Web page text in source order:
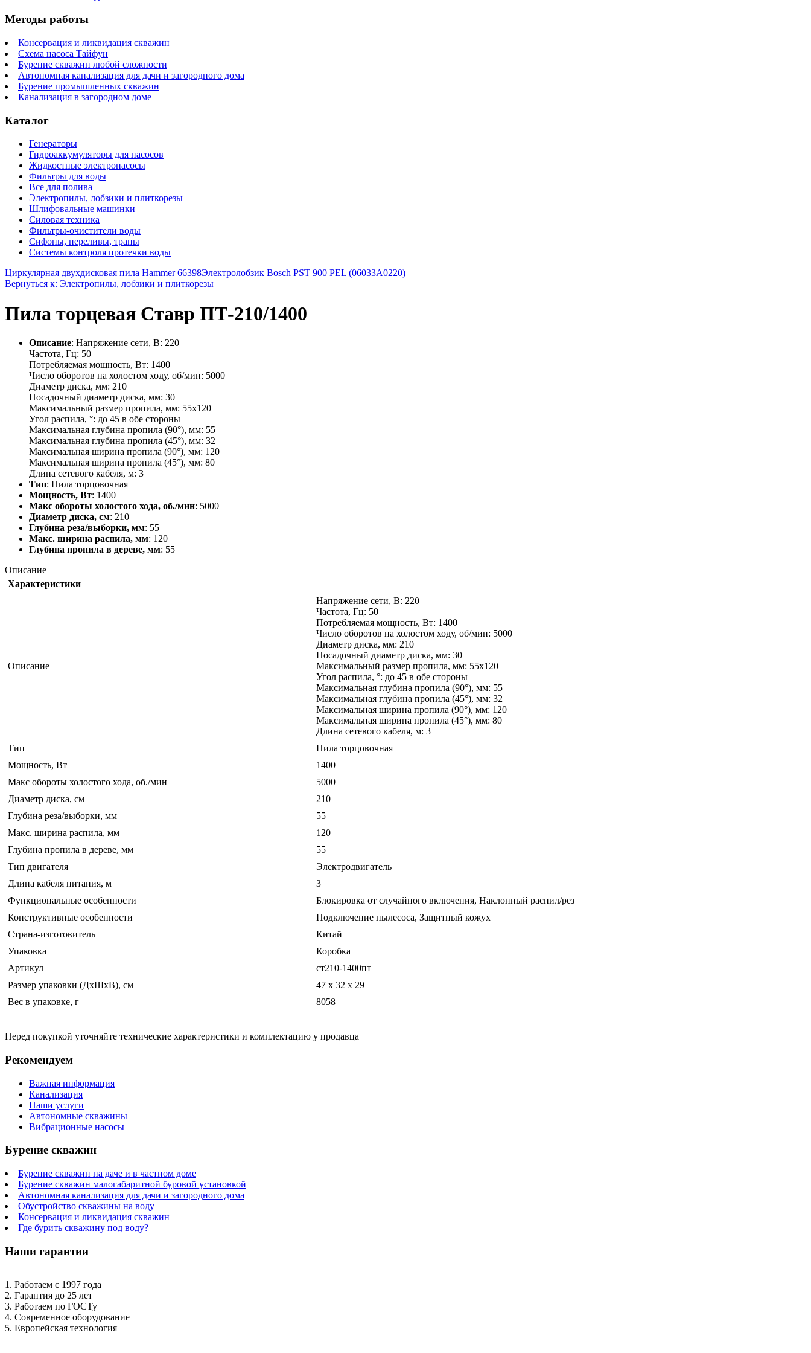
Методы работы
Консервация и ликвидация скважин
Схема насоса Тайфун
Бурение скважин любой сложности
Автономная канализация для дачи и загородного дома
Бурение промышленных скважин
Канализация в загородном доме
Каталог
Генераторы
Гидроаккумуляторы для насосов
Жидкостные электронасосы
Фильтры для воды
Все для полива
Электропилы, лобзики и плиткорезы
Шлифовальные машинки
Силовая техника
Фильтры-очистители воды
Сифоны, переливы, трапы
Системы контроля протечки воды
Циркулярная двухдисковая пила Hammer 66398Электролобзик Bosch PST 900 PEL (06033A0220)
Вернуться к: Электропилы, лобзики и плиткорезы
Пила торцевая Ставр ПТ-210/1400
Описание: Напряжение сети, В: 220
Частота, Гц: 50
Потребляемая мощность, Вт: 1400
Число оборотов на холостом ходу, об/мин: 5000
Диаметр диска, мм: 210
Посадочный диаметр диска, мм: 30
Максимальный размер пропила, мм: 55х120
Угол распила, °: до 45 в обе стороны
Максимальная глубина пропила (90°), мм: 55
Максимальная глубина пропила (45°), мм: 32
Максимальная ширина пропила (90°), мм: 120
Максимальная ширина пропила (45°), мм: 80
Длина сетевого кабеля, м: 3
Тип: Пила торцовочная
Мощность, Вт: 1400
Макс обороты холостого хода, об./мин: 5000
Диаметр диска, см: 210
Глубина реза/выборки, мм: 55
Макс. ширина распила, мм: 120
Глубина пропила в дереве, мм: 55
Описание
Характеристики
Описание
Напряжение сети, В: 220
Частота, Гц: 50
Потребляемая мощность, Вт: 1400
Число оборотов на холостом ходу, об/мин: 5000
Диаметр диска, мм: 210
Посадочный диаметр диска, мм: 30
Максимальный размер пропила, мм: 55х120
Угол распила, °: до 45 в обе стороны
Максимальная глубина пропила (90°), мм: 55
Максимальная глубина пропила (45°), мм: 32
Максимальная ширина пропила (90°), мм: 120
Максимальная ширина пропила (45°), мм: 80
Длина сетевого кабеля, м: 3
Тип
Пила торцовочная
Мощность, Вт
1400
Макс обороты холостого хода, об./мин
5000
Диаметр диска, см
210
Глубина реза/выборки, мм
55
Макс. ширина распила, мм
120
Глубина пропила в дереве, мм
55
Тип двигателя
Электродвигатель
Длина кабеля питания, м
3
Функциональные особенности
Блокировка от случайного включения, Наклонный распил/рез
Конструктивные особенности
Подключение пылесоса, Защитный кожух
Страна-изготовитель
Китай
Упаковка
Коробка
Артикул
ст210-1400пт
Размер упаковки (ДхШхВ), см
47 x 32 x 29
Вес в упаковке, г
8058
Перед покупкой уточняйте технические характеристики и комплектацию у продавца
Рекомендуем
Важная информация
Канализация
Наши услуги
Автономные скважины
Вибрационные насосы
Бурение скважин
Бурение скважин на даче и в частном доме
Бурение скважин малогабаритной буровой установкой
Автономная канализация для дачи и загородного дома
Обустройство скважины на воду
Консервация и ликвидация скважин
Где бурить скважину под воду?
Наши гарантии
1. Работаем с 1997 года
2. Гарантия до 25 лет
3. Работаем по ГОСТу
4. Современное оборудование
5. Европейская технология